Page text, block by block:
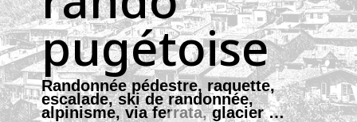
pugétoise
Randonnée pédestre, raquette,
escalade, ski de randonnée,
alpinisme, via ferrata, glacier …